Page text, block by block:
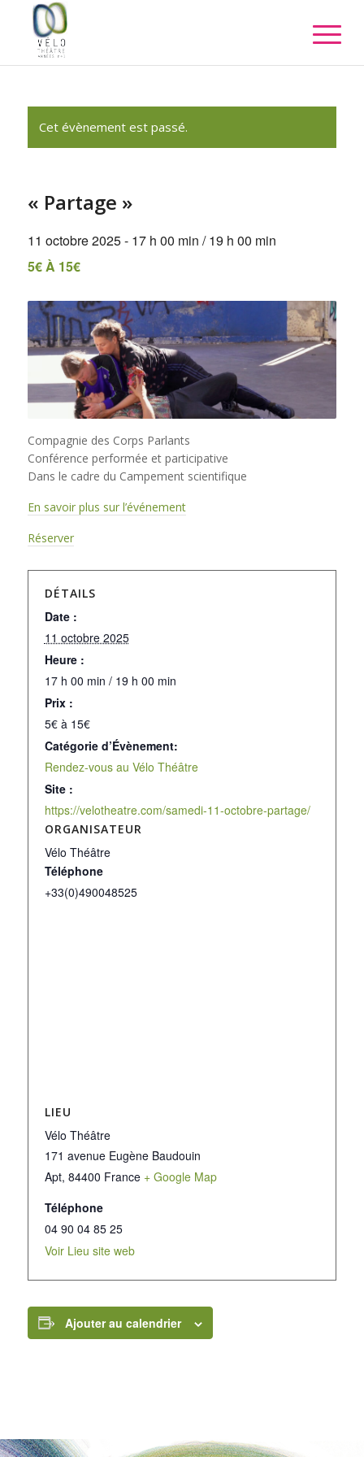
Cet évènement est passé.
« Partage »
11 octobre 2025 - 17 h 00 min /19 h 00 min
5€ À 15€
Compagnie des Corps Parlants
Conférence performée et participative
Dans le cadre du Campement scientifique
En savoir plus sur l’événement
Réserver
DÉTAILS
Date :
11 octobre 2025
Heure :
17 h 00 min / 19 h 00 min
Prix :
5€ à 15€
Catégorie d’Évènement:
Rendez-vous au Vélo Théâtre
Site :
https://velotheatre.com/samedi-11-octobre-partage/
ORGANISATEUR
Vélo Théâtre
Téléphone
+33(0)490048525
LIEU
Vélo Théâtre
171 avenue Eugène Baudouin
Apt, 84400 France + Google Map
Téléphone
04 90 04 85 25
Voir Lieu site web
Ajouter au calendrier